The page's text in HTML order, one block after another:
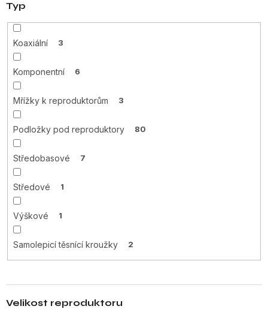
Typ
Koaxiální 3
Komponentní 6
Mřížky k reproduktorům 3
Podložky pod reproduktory 80
Středobasové 7
Středové 1
Výškové 1
Samolepicí těsnící kroužky 2
Velikost reproduktoru